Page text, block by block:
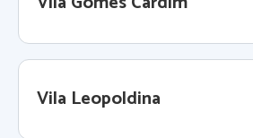
Vila Leopoldina